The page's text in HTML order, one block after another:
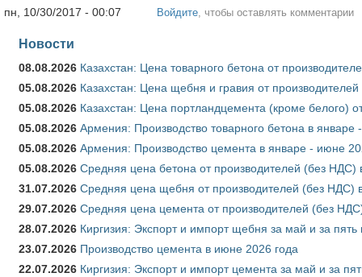
пн, 10/30/2017 - 00:07 Войдите , чтобы оставлять комментарии
Новости
08.08.2026 Казахстан: Цена товарного бетона от
05.08.2026 Казахстан: Цена щебня и гравия от
05.08.2026 Казахстан: Цена портландцемента (кроме белого)
05.08.2026 Армения: Производство товарного бетона в январе
05.08.2026 Армения: Производство цемента в январе - июне
05.08.2026 Средняя цена бетона от производителей (без НДС)
31.07.2026 Средняя цена щебня от производителей (без НДС)
29.07.2026 Средняя цена цемента от производителей (без
28.07.2026 Киргизия: Экспорт и импорт щебня за май и за
23.07.2026 Производство цемента в июне 2026 года
22.07.2026 Киргизия: Экспорт и импорт цемента за май и за